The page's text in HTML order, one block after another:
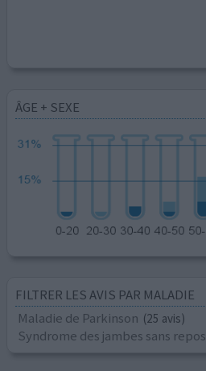
ÂGE + SEXE
FILTRER LES AVIS PAR MALADIE
Maladie de Parkinson (25 avis)
Syndrome des jambes sans repos